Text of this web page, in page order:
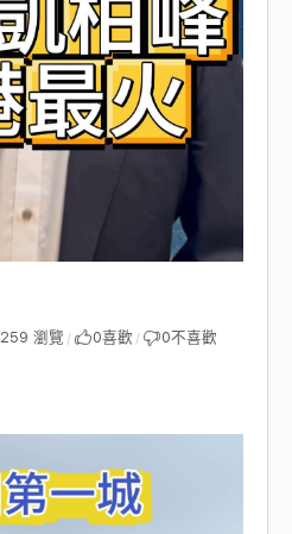
259 瀏覽 / 0喜歡 / 0不喜歡